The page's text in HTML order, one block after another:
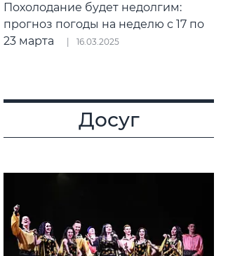
Похолодание будет недолгим:
прогноз погоды на неделю с 17 по
23 марта
16.03.2025
Досуг